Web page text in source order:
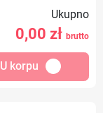
Ukupno
0,00 zł brutto
U korpu